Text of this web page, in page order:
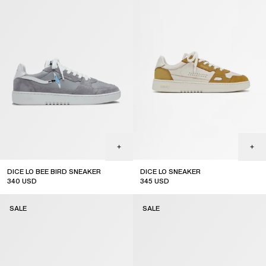
DICE LO BEE BIRD SNEAKER
340 USD
DICE LO SNEAKER
345 USD
SALE SALE